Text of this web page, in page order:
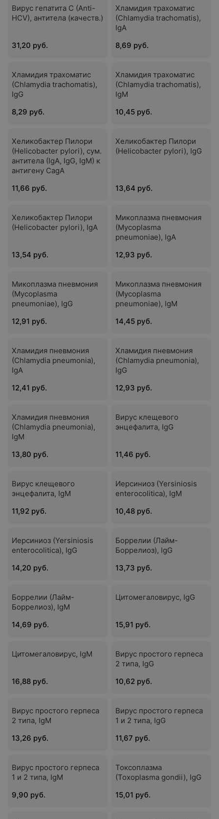
Вирус гепатита С (Anti-
HCV), антитела (качеств.)
31,20 руб.
Хламидия трахоматис
(Chlamydia trachomatis),
IgA
8,69 руб.
Хламидия трахоматис
(Chlamydia trachomatis),
IgG
8,29 руб.
Хламидия трахоматис
(Chlamydia trachomatis),
IgM
10,45 руб.
Хеликобактер Пилори
(Helicobacter pylori), сум.
антитела (IgА, IgG, IgM) к
антигену CagA
11,66 руб.
Хеликобактер Пилори
(Helicobacter pylori), IgG
13,64 руб.
Хеликобактер Пилори
(Helicobacter pylori), IgА
13,54 руб.
Микоплазма пневмония
(Mycoplasma
pneumoniae), IgA
12,93 руб.
Микоплазма пневмония
(Mycoplasma
pneumoniae), IgG
12,91 руб.
Микоплазма пневмония
(Mycoplasma
pneumoniae), IgМ
14,45 руб.
Хламидия пневмония
(Chlamydia pneumonia),
IgA
12,41 руб.
Хламидия пневмония
(Chlamydia pneumonia),
IgG
12,93 руб.
Хламидия пневмония
(Chlamydia pneumonia),
IgM
13,80 руб.
Вирус клещевого
энцефалита, IgG
11,46 руб.
Вирус клещевого
энцефалита, IgМ
11,92 руб.
Иерсиниоз (Yersiniosis
enterocolitica), IgM
10,48 руб.
Иерсиниоз (Yersiniosis
enterocolitica), IgG
14,20 руб.
Боррелии (Лайм-
Боррелиоз), IgG
13,73 руб.
Боррелии (Лайм-
Боррелиоз), IgМ
14,69 руб.
Цитомегаловирус, IgG
15,91 руб.
Цитомегаловирус, IgМ
16,88 руб.
Вирус простого герпеса
2 типа, IgG
10,62 руб.
Вирус простого герпеса
2 типа, IgM
13,26 руб.
Вирус простого герпеса
1 и 2 типа, IgG
11,67 руб.
Вирус простого герпеса
1 и 2 типа, IgM
9,90 руб.
Токсоплазма
(Toxoplasma gondii), IgG
15,01 руб.